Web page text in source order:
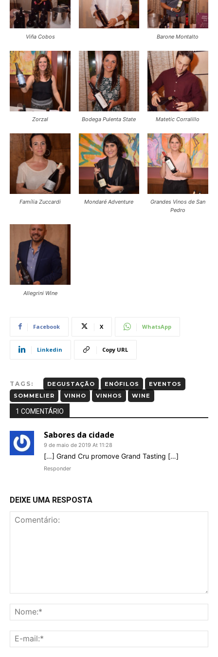
Viña Cobos Barone Montalto
Zorzal Bodega Pulenta State Matetic Corralillo
Família Zuccardi Mondaré Adventure
Grandes Vinos de San
Pedro
Allegrini Wine
Facebook X WhatsApp
Linkedin Copy URL
TAGS: DEGUSTAÇÃO ENÓFILOS
EVENTOS
SOMMELIER
VINHO VINHOS WINE
1 COMENTÁRIO
Sabores da cidade
9 de maio de 2019 At 11:28
[…] Grand Cru promove Grand Tasting […]
Responder
DEIXE UMA RESPOSTA